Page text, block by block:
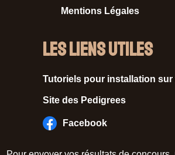
Mentions Légales
Les liens utiles
Tutoriels pour installation sur
Site des Pedigrees
Facebook